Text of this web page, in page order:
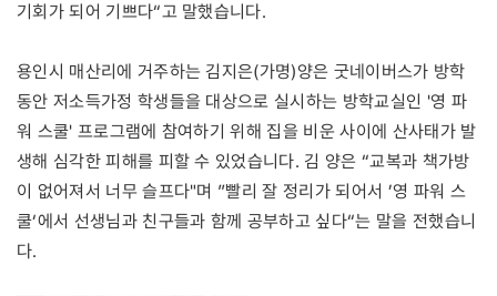
기회가 되어 기쁘다“고 말했습니다.
용인시 매산리에 거주하는 김지은(가명)양은 굿네이버스가 방학
동안 저소득가정 학생들을 대상으로 실시하는 방학교실인 '영 파
워 스쿨' 프로그램에 참여하기 위해 집을 비운 사이에 산사태가 발
생해 심각한 피해를 피할 수 있었습니다. 김 양은 “교복과 책가방
이 없어져서 너무 슬프다"며 ”빨리 잘 정리가 되어서 ’영 파워 스
쿨‘에서 선생님과 친구들과 함께 공부하고 싶다“는 말을 전했습니
다.